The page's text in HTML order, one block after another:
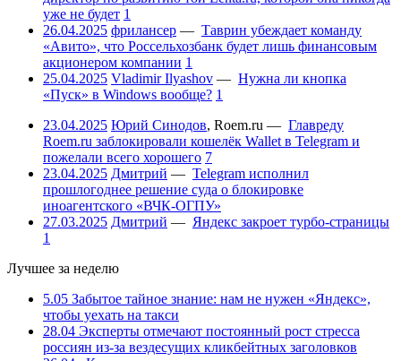
уже не будет 1
26.04.2025 фрилансер — Таврин убеждает команду
«Авито», что Россельхозбанк будет лишь финансовым
акционером компании 1
25.04.2025 Vladimir Ilyashov — Нужна ли кнопка
«Пуск» в Windows вообще? 1
23.04.2025 Юрий Синодов, Roem.ru — Главреду
Roem.ru заблокировали кошелёк Wallet в Telegram и
пожелали всего хорошего 7
23.04.2025 Дмитрий — Telegram исполнил
прошлогоднее решение суда о блокировке
иноагентского «ВЧК-ОГПУ»
27.03.2025 Дмитрий — Яндекс закроет турбо-страницы
1
Лучшее за неделю
5.05 Забытое тайное знание: нам не нужен «Яндекс»,
чтобы уехать на такси
28.04 Эксперты отмечают постоянный рост стресса
россиян из-за вездесущих кликбейтных заголовков